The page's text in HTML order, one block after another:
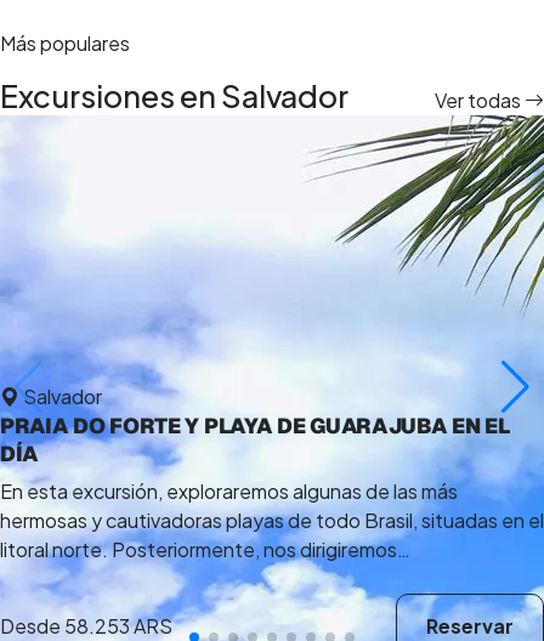
Más populares
Excursiones en Salvador Ver todas
Salvador
PRAIA DO FORTE Y PLAYA DE GUARAJUBA EN EL
DÍA
En esta excursión, exploraremos algunas de las más
hermosas y cautivadoras playas de todo Brasil, situadas en el
litoral norte. Posteriormente, nos dirigiremos…
Desde 58.253 ARS
Reservar